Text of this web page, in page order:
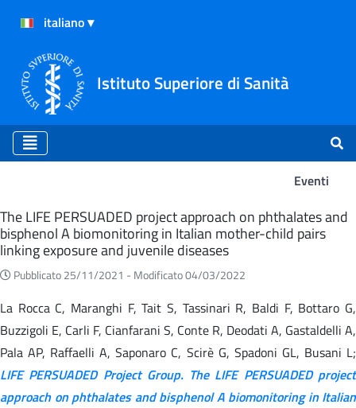
Istituto Superiore di Sanità
Eventi
Eventi
The LIFE PERSUADED project approach on phthalates and
bisphenol A biomonitoring in Italian mother-child pairs
linking exposure and juvenile diseases
Pubblicato 25/11/2021 - Modificato 04/03/2022
La Rocca C, Maranghi F, Tait S, Tassinari R, Baldi F, Bottaro G,
Buzzigoli E, Carli F, Cianfarani S, Conte R, Deodati A, Gastaldelli A,
Pala AP, Raffaelli A, Saponaro C, Scirè G, Spadoni GL, Busani L;
LIFE PERSUADED Project Group. The LIFE PERSUADED project
approach on phthalates and bisphenol A biomonitoring in Italian